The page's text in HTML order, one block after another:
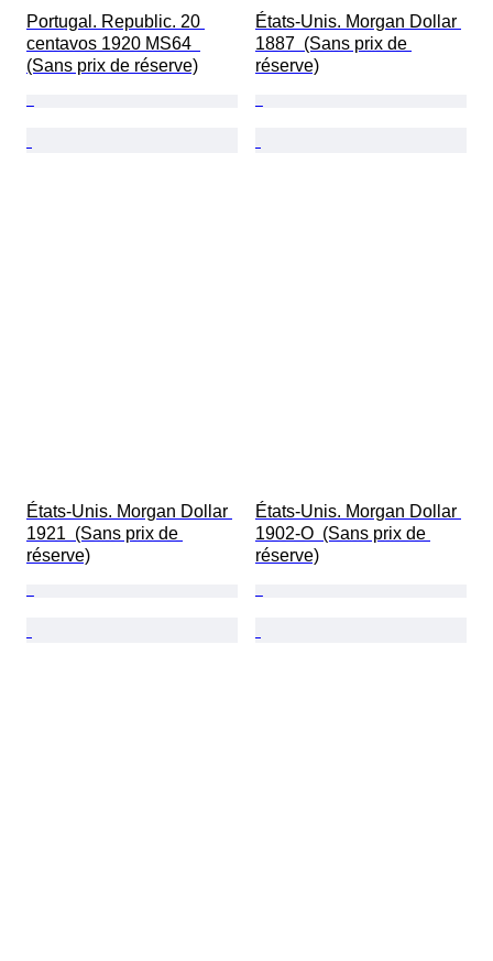
Portugal. Republic. 20
centavos 1920 MS64
(Sans prix de réserve)
États-Unis. Morgan Dollar
1887  (Sans prix de
réserve)
États-Unis. Morgan Dollar
1921  (Sans prix de
réserve)
États-Unis. Morgan Dollar
1902-O  (Sans prix de
réserve)